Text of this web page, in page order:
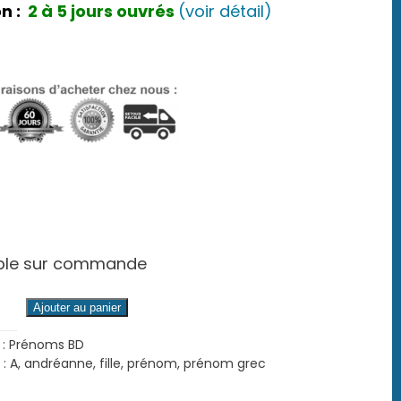
: 2 à 5 jours ouvrés (voir détail)
sur commande
Ajouter au panier
:Prénoms BD
:A,andréanne, fille,prénom,prénom grec